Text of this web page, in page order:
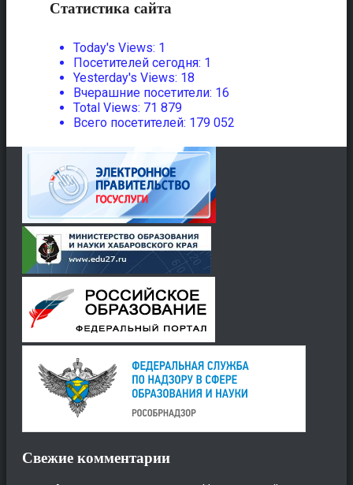
Статистика сайта
Today's Views: 1
Посетителей сегодня: 1
Yesterday's Views: 18
Вчерашние посетители: 16
Total Views: 71 879
Всего посетителей: 179 052
Свежие комментарии